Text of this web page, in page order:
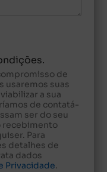
de
usaremos suas
a sua
de contatá-
ser do seu
Para
detalhes de
dados
Privacidade.